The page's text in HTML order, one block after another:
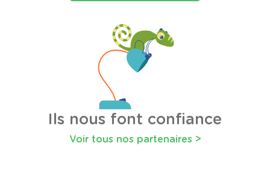
Ils nous font confiance
Voir tous nos partenaires >